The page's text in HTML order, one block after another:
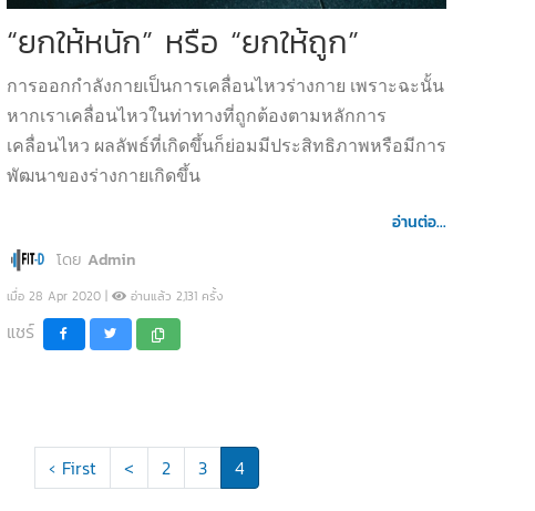
“ยกให้หนัก” หรือ “ยกให้ถูก”
การออกกำลังกายเป็นการเคลื่อนไหวร่างกาย เพราะฉะนั้น
หากเราเคลื่อนไหวในท่าทางที่ถูกต้องตามหลักการ
เคลื่อนไหว ผลลัพธ์ที่เกิดขึ้นก็ย่อมมีประสิทธิภาพหรือมีการ
พัฒนาของร่างกายเกิดขึ้น
อ่านต่อ...
โดย Admin
เมื่อ 28 Apr 2020 | อ่านแล้ว 2,131 ครั้ง
แชร์
‹ First < 2 3 4